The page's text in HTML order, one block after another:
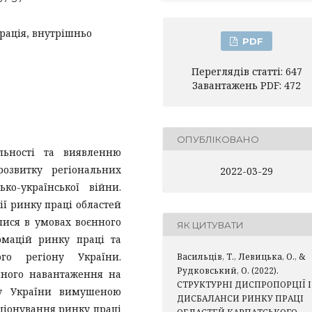
внутрішньо
та виявленню
регіональних
української війни.
ринку праці областей
в умовах воєнного
ринку праці та
регіону України.
навантаження на
України вимушеною
ринку праці
PDF
Переглядів статті: 647
Завантажень PDF: 472
ОПУБЛІКОВАНО
2022-03-29
ЯК ЦИТУВАТИ
Васильців, Т., Левицька, О., &
Рудковський, О. (2022).
СТРУКТУРНІ ДИСПРОПОРЦІЇ І
ДИСБАЛАНСИ РИНКУ ПРАЦІ